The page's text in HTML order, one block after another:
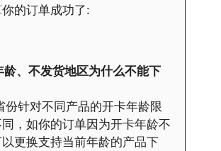
的订单成功了:
龄、不发货地区为什么不能下
份针对不同产品的开卡年龄限
，如你的订单因为开卡年龄不
更换支持当前年龄的产品下